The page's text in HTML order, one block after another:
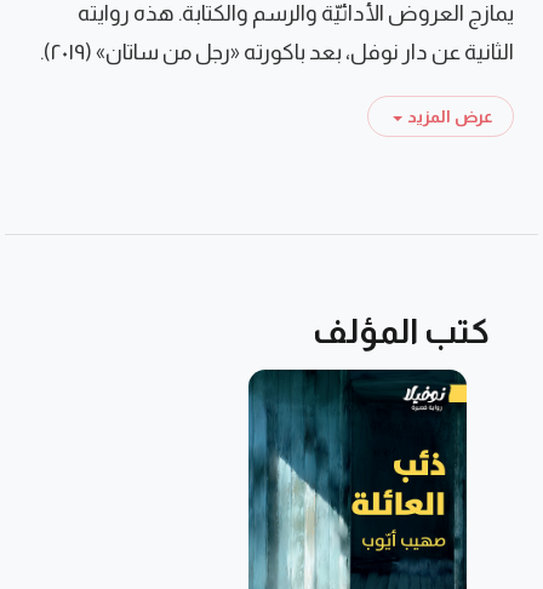
يمازج العروض الأدائيّة والرسم والكتابة. هذه روايته
الثانية عن دار نوفل، بعد باكورته «رجل من ساتان» (٢٠١٩).
عرض المزيد
كتب المؤلف